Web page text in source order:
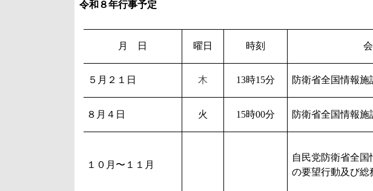
令和８年行事予定
月 日 曜日 時刻
５月２１日 木 13時15分 防衛省全国情報施
８月４日 火 15時00分 防衛省全国情報施
１０月〜１１月
自民党防衛省全
の要望行動及び総